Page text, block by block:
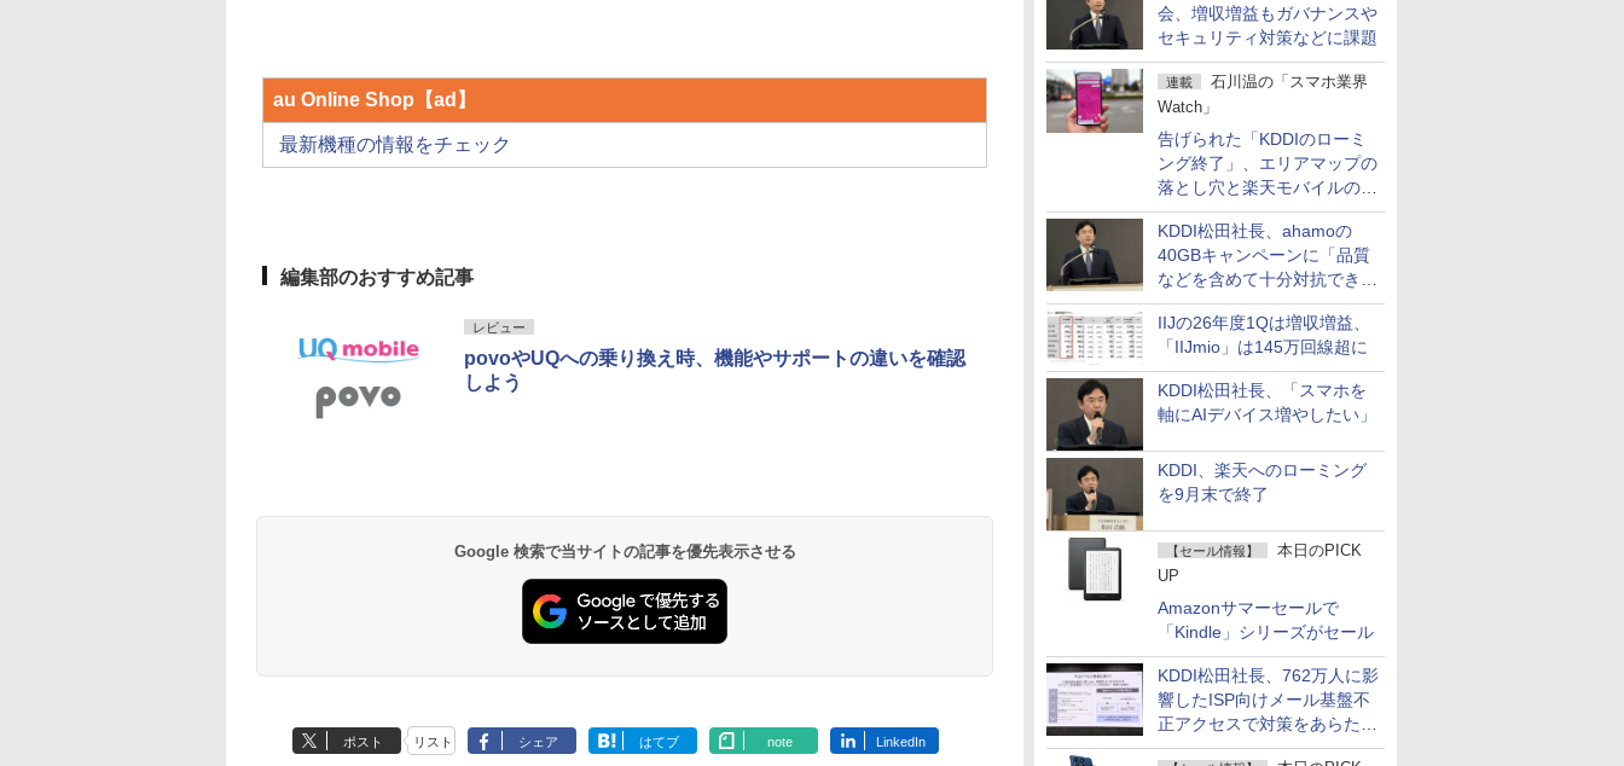
会、増収増益もガバナンスや
セキュリティ対策などに課題
連載
石川温の「スマホ業界
Watch」
告げられた「KDDIのローミ
ング終了」、エリアマップの
落とし穴と楽天モバイルの課
題
KDDI松田社長、ahamoの
40GBキャンペーンに「品質
などを含めて十分対抗でき
る」
IIJの26年度1Qは増収増益、
「IIJmio」は145万回線超に
KDDI松田社長、「スマホを
軸にAIデバイス増やしたい」
KDDI、楽天へのローミング
を9月末で終了
【セール情報】
本日のPICK
UP
Amazonサマーセールで
「Kindle」シリーズがセール
KDDI松田社長、762万人に影
響したISP向けメール基盤不
正アクセスで対策をあらため
て説明
au Online Shop【ad】
最新機種の情報をチェック
編集部のおすすめ記事
レビュー
povoやUQへの乗り換え時、機能やサポートの違いを確認
しよう
Google 検索で当サイトの記事を優先表示させる
ポスト リスト シェア はてブ note LinkedIn